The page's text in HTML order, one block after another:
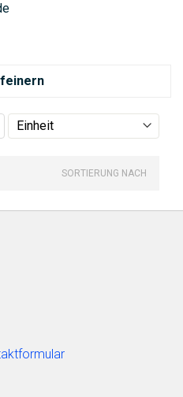
SORTIERUNG NACH